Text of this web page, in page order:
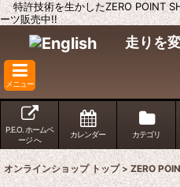
特許技術を生かしたZERO POINT
ーツ販売中!!
走りを
メニュー
P.E.O. ホームペ
ージ へ
カレンダー カテゴリ
オンラインショップ トップ > ZERO